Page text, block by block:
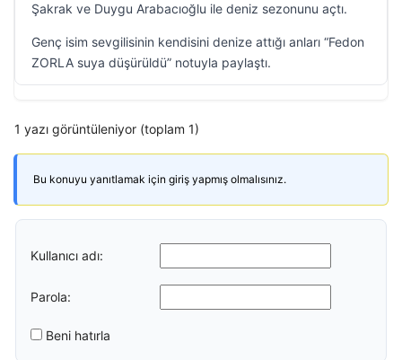
Şakrak ve Duygu Arabacıoğlu ile deniz sezonunu açtı.
Genç isim sevgilisinin kendisini denize attığı anları “Fedon
ZORLA suya düşürüldü” notuyla paylaştı.
1 yazı görüntüleniyor (toplam 1)
Bu konuyu yanıtlamak için giriş yapmış olmalısınız.
Kullanıcı adı:
Parola:
Beni hatırla